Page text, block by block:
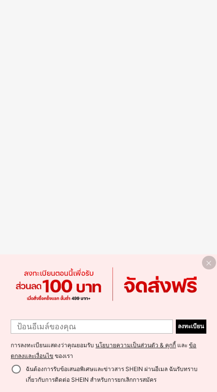
ลงทะเบียน
การลงทะเบียนแสดงว่าคุณยอมรับนโยบายความเป็นส่วนตัว & คุกกี้ และข้อ
ตกลงและเงื่อนไข ของเรา
ฉันต้องการรับข้อเสนอพิเศษและข่าวสาร SHEIN ผ่านอีเมล ฉันรับทราบ
เกี่ยวกับการติดต่อ SHEIN สำหรับการยกเลิกการสมัคร